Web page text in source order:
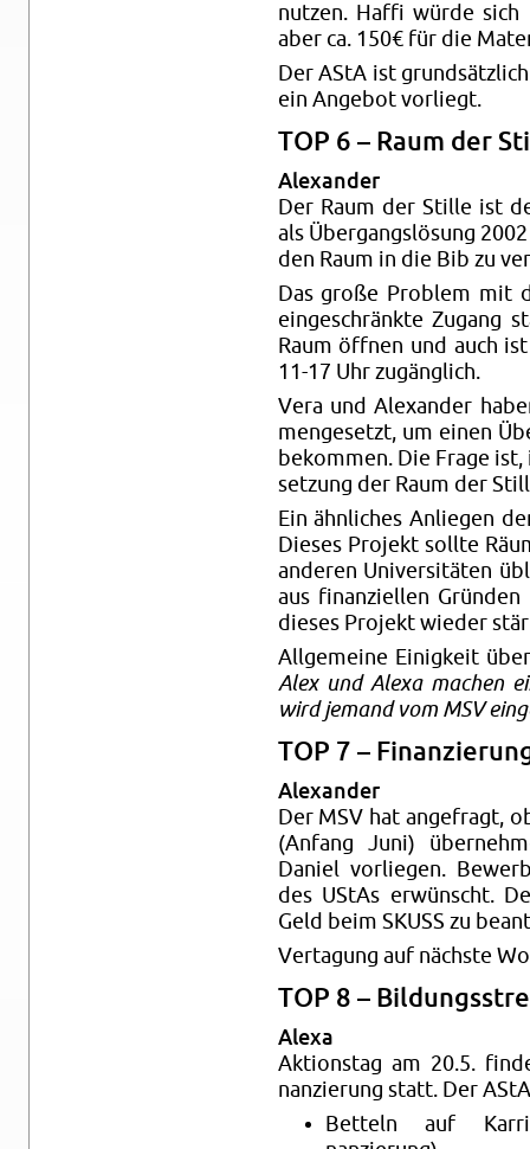
nutzen. Haffi würde sich
aber ca. 150€ für die
Der AStA ist
ein Ange­bot vor­liegt.
TOP 6 – Raum der
Alexan­der
Der Raum der Stille ist
als Übergangslösung
den Raum in die Bib zu
Das große Prob­lem mit
eingeschränkte Zu­gang
Raum öffnen und auch
11-17 Uhr zugänglich.
Vera und Alexan­der
menge­setzt, um einen
bekom­men. Die Frage
set­zung der Raum der
Ein ähn­liches An­liegen
Dieses Pro­jekt sollte
an­deren Uni­ver­sitäten
aus fi­nanziellen
dieses Pro­jekt wieder
All­ge­meine Einigkeit
Alex und Alexa machen
wird je­mand vom MSV
TOP 7 –
Alexan­der
Der MSV hat ange­fragt,
(An­fang Juni)
Daniel vor­liegen.
des UStAs erwünscht.
Geld beim SKUSS zu
Verta­gung auf nächste
TOP 8 –
Alexa
Ak­tion­stag am 20.5.
nanzierung statt. Der
Bet­teln auf